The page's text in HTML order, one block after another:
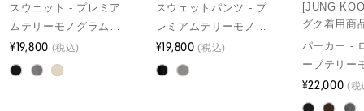
スウェット - プレミア
ムテリーモノグラムク
ルーネックスウェット
シャツ
¥19,800 (税込)
スウェットパンツ - プ
レミアムテリーモノグ
ラムロゴジョガーパン
ツ
¥19,800(税込)
[JUNG
グク着用商
パーカー -
ーブテリー
パーカー
¥22,000(税